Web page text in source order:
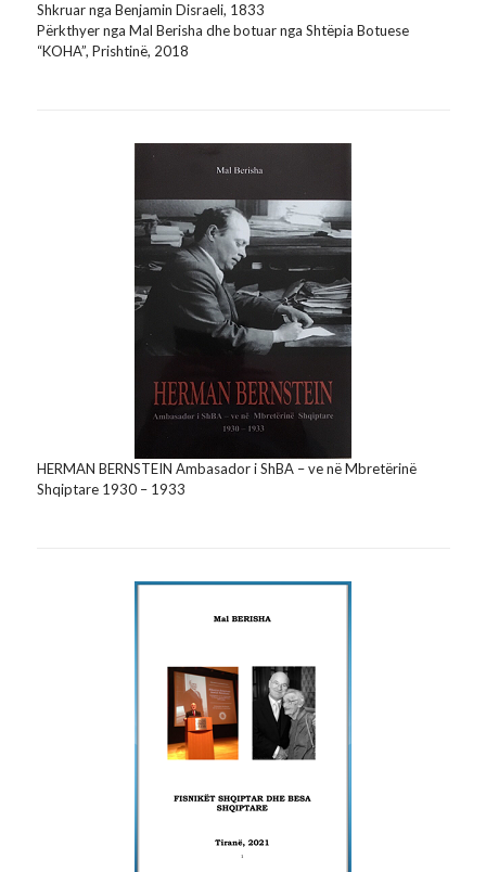
Shkruar nga Benjamin Disraeli, 1833
Përkthyer nga Mal Berisha dhe botuar nga Shtëpia Botuese
“KOHA”, Prishtinë, 2018
HERMAN BERNSTEIN Ambasador i ShBA – ve në Mbretërinë
Shqiptare 1930 – 1933